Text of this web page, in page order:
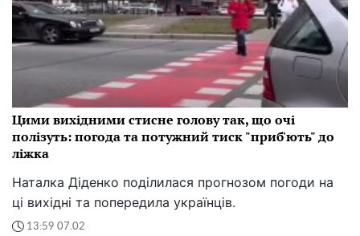
Цими вихідними стисне голову так, що очі
полізуть: погода та потужний тиск "приб'ють" до
ліжка
Наталка Діденко поділилася прогнозом погоди на
ці вихідні та попередила українців.
13:59 07.02